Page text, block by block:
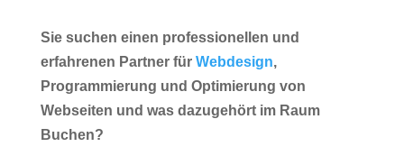
Sie suchen einen professionellen und
erfahrenen Partner für Webdesign,
Programmierung und Optimierung von
Webseiten und was dazugehört im Raum
Buchen?